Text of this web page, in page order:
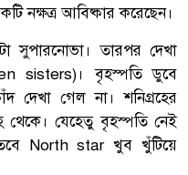
নক্ষত্র আবিষ্কার করেছেন।
সুপারনোভা। তারপর দেখা
sisters)। বৃহস্পতি ডুবে
দেখা গেল না। শনিগ্রহের
থেকে। যেহেতু বৃহস্পতি নেই
North star খুব খুঁটিয়ে